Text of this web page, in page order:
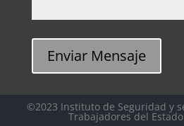
Enviar Mensaje
©2023 Instituto de Seguridad y
Trabajadores del